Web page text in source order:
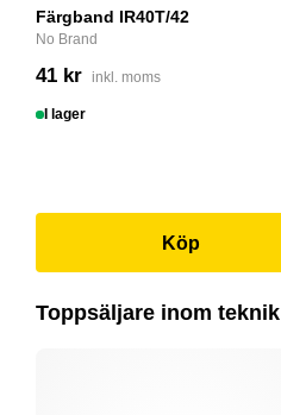
Färgband IR40T/42
No Brand
41 kr inkl. moms
I lager
Köp
Toppsäljare inom teknik